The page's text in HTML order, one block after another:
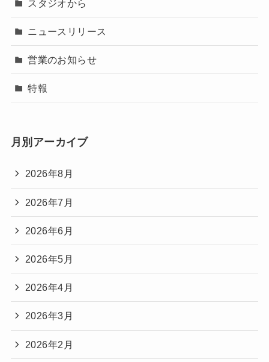
スタジオから
ニュースリリース
営業のお知らせ
特報
月別アーカイブ
2026年8月
2026年7月
2026年6月
2026年5月
2026年4月
2026年3月
2026年2月